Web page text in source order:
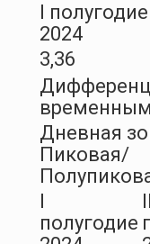
I полугодие
2024
3,36
Дневная
Пиковая/
полугодие